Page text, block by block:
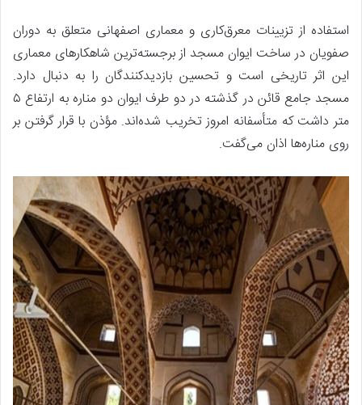
استفاده از تزیینات معرق‌کاری و معماری اصفهانی متعلق به دوران
صفویان در ساخت ایوان مسجد از برجسته‌ترین شاهکارهای معماری
این اثر تاریخی است و تحسین بازدیدکنندگان را به دنبال دارد.
مسجد جامع قائن در گذشته در دو طرف ایوان دو مناره به ارتفاع ۵
متر داشت که متأسفانه امروز تخریب شده‌اند. مؤذن با قرار گرفتن بر
روی مناره‌ها اذان می‌گفت.